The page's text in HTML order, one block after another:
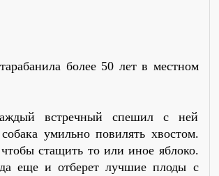
более 50 лет в местном
встречный спешил с ней
умильно повилять хвостом.
стащить то или иное яблоко.
еще и отберет лучшие плоды с